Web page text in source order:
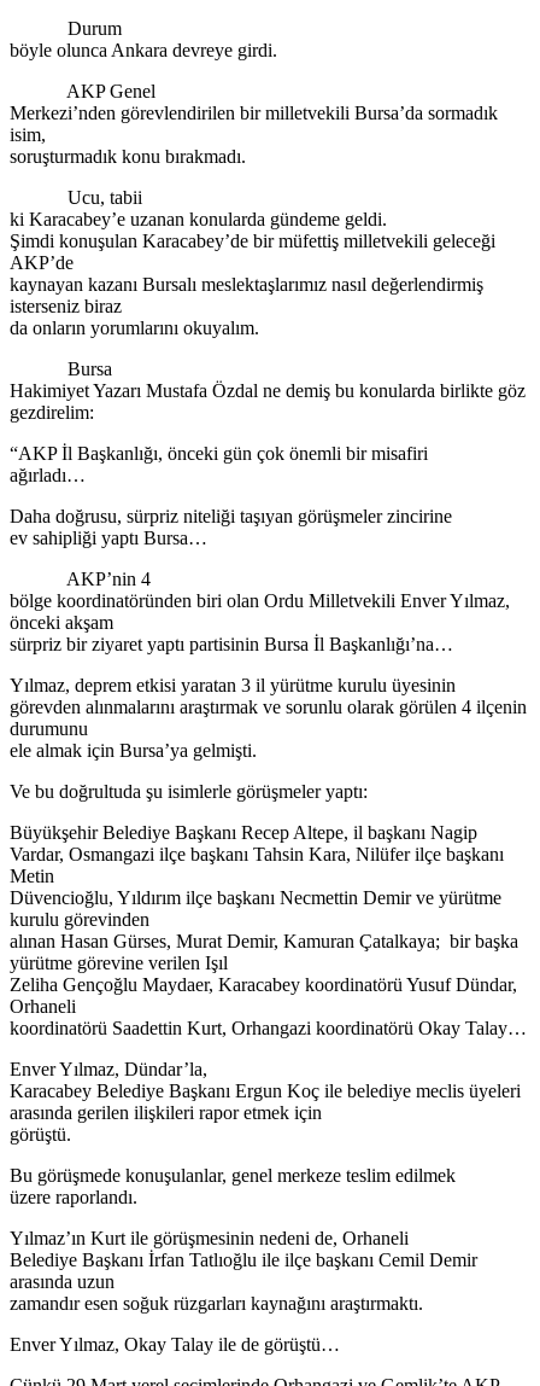
Durum
böyle olunca Ankara devreye girdi.
AKP Genel
Merkezi’nden görevlendirilen bir milletvekili Bursa’da sormadık
isim,
soruşturmadık konu bırakmadı.
Ucu, tabii
ki Karacabey’e uzanan konularda gündeme geldi.
Şimdi konuşulan Karacabey’de bir müfettiş milletvekili geleceği
AKP’de
kaynayan kazanı Bursalı meslektaşlarımız nasıl değerlendirmiş
isterseniz biraz
da onların yorumlarını okuyalım.
Bursa
Hakimiyet Yazarı Mustafa Özdal ne demiş bu konularda birlikte göz
gezdirelim:
“AKP İl Başkanlığı, önceki gün çok önemli bir misafiri
ağırladı…
Daha doğrusu, sürpriz niteliği taşıyan görüşmeler zincirine
ev sahipliği yaptı Bursa…
AKP’nin 4
bölge koordinatöründen biri olan Ordu Milletvekili Enver Yılmaz,
önceki akşam
sürpriz bir ziyaret yaptı partisinin Bursa İl Başkanlığı’na…
Yılmaz, deprem etkisi yaratan 3 il yürütme kurulu üyesinin
görevden alınmalarını araştırmak ve sorunlu olarak görülen 4 ilçenin
durumunu
ele almak için Bursa’ya gelmişti.
Ve bu doğrultuda şu isimlerle görüşmeler yaptı:
Büyükşehir Belediye Başkanı Recep Altepe, il başkanı Nagip
Vardar, Osmangazi ilçe başkanı Tahsin Kara, Nilüfer ilçe başkanı
Metin
Düvencioğlu, Yıldırım ilçe başkanı Necmettin Demir ve yürütme
kurulu görevinden
alınan Hasan Gürses, Murat Demir, Kamuran Çatalkaya; bir başka
yürütme görevine verilen Işıl
Zeliha Gençoğlu Maydaer, Karacabey koordinatörü Yusuf Dündar,
Orhaneli
koordinatörü Saadettin Kurt, Orhangazi koordinatörü Okay Talay…
Enver Yılmaz, Dündar’la,
Karacabey Belediye Başkanı Ergun Koç ile belediye meclis üyeleri
arasında gerilen ilişkileri rapor etmek için
görüştü.
Bu görüşmede konuşulanlar, genel merkeze teslim edilmek
üzere raporlandı.
Yılmaz’ın Kurt ile görüşmesinin nedeni de, Orhaneli
Belediye Başkanı İrfan Tatlıoğlu ile ilçe başkanı Cemil Demir
arasında uzun
zamandır esen soğuk rüzgarları kaynağını araştırmaktı.
Enver Yılmaz, Okay Talay ile de görüştü…